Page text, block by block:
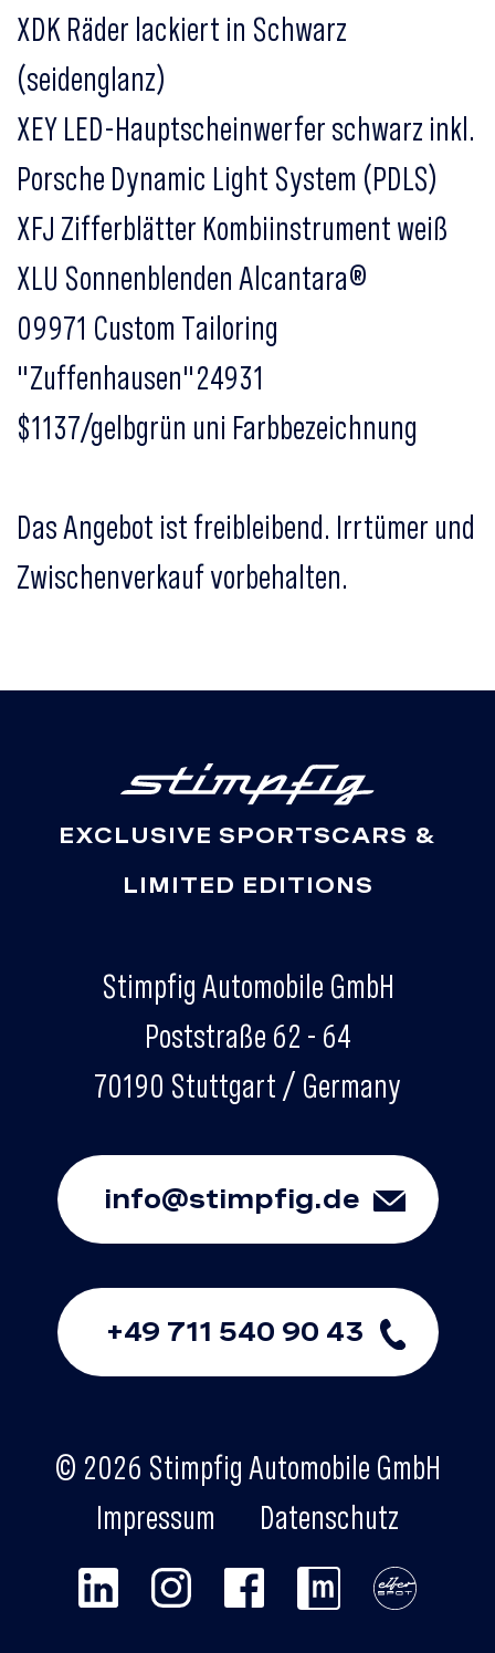
XDK Räder lackiert in Schwarz
(seidenglanz)
XEY LED-Hauptscheinwerfer schwarz inkl.
Porsche Dynamic Light System (PDLS)
XFJ Zifferblätter Kombiinstrument weiß
XLU Sonnenblenden Alcantara®
09971 Custom Tailoring
"Zuffenhausen"24931
$1137/gelbgrün uni Farbbezeichnung
Das Angebot ist freibleibend. Irrtümer und
Zwischenverkauf vorbehalten.
EXCLUSIVE SPORTSCARS &
LIMITED EDITIONS
Stimpfig Automobile GmbH
Poststraße 62 - 64
70190 Stuttgart / Germany
info@stimpfig.de
+49 711 540 90 43
© 2026 Stimpfig Automobile GmbH
Impressum
Datenschutz